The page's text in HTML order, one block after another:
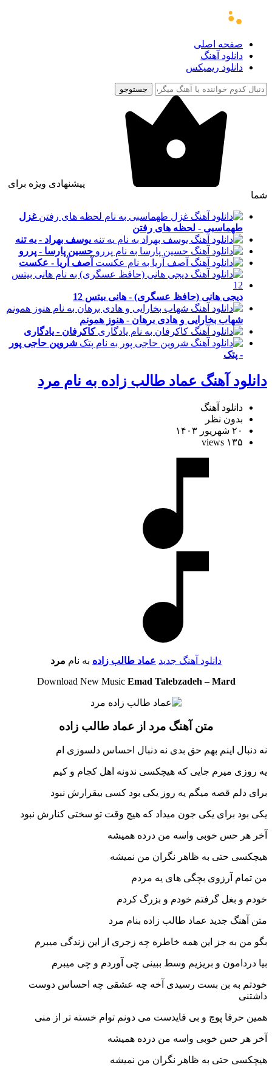
صفحه اصلی
دانلود آهنگ
دانلود ریمیکس
جستوجو
پیشنهادی ویژه برای
شما
غزل
طهماسبی - لحظه های رفتن
یوسف بهراد - یه تنه
حسین پارسا - پررو
آصف آریا - عکست
دیجی هانی (حافظ عسگری) - هانی بیتس 12
شهاب بخارایی و هادی برهان - هنوز همونم
کاکرفان - یادگاری
شروین حاجی پور
- پتک
دانلود آهنگ عماد طالب زاده به نام مرد
دانلود آهنگ
بدون نظر
۲۰ شهریور ۱۴۰۳
۱۳۵ views
دانلود آهنگ جدید عماد طالب زاده به نام مرد
Download New Music Emad Talebzadeh – Mard
متن آهنگ مرد از عماد طالب زاده
نه دنبال اینم بهم حق بدی نه دنبال احساس دلسوزی ام
یه روزی میرم جایی که هیچکسی ندونه اهل کجام و کیم
برای دلم قصه میگم یه روز یکی بود کسی بیقرارش نبود
یکی بود برای یکی جون میداد که هیچ وقت تو سختی کنارش نبود
آخر هر حس خوبی واسه من درده همیشه
هیچکسی حتی به ظاهر نگران من نمیشه
من تمام آرزوی بچگی های یه مردم
خودم و بغل گرفتم خودم و بزرگ کردم
متن آهنگ جدید عماد طالب زاده بنام مرد
بگو من به جز این همه خاطره چه زجری از این زندگی میبرم
بیا دردامون و بریزیم وسط ببینی چی آوردم و چی میبرم
خودتم به بن بست رسیدی آخه چه عشقی چه احساس دوست
داشتنی
همین حرفا پوچ و بی فایدست می دونم توام خسته تر از منی
آخر هر حس خوبی واسه من درده همیشه
هیچکسی حتی به ظاهر نگران من نمیشه